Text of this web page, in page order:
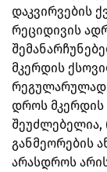
დაკვირვების
რეციდივის
მკერდის
რეგულარულად
დროს მკერდის
შეუძლებელია,
განმეორების
არასდროს